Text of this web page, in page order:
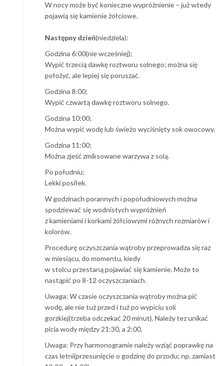
W nocy może być konieczne wypróżnienie – już wtedy
pojawią się kamienie żółciowe.
Następny dzień(niedziela):
Godzina 6:00(nie wcześniej);
Wypić trzecią dawkę roztworu solnego; można się
położyć, ale lepiej się poruszać.
Godzina 8:00;
Wypić czwartą dawkę roztworu solnego.
Godzina 10:00;
Można wypić wodę lub świeżo wyciśnięty sok owocowy.
Godzina 11:00;
Można zjeść zmiksowane warzywa z solą.
Po południu;
Lekki posiłek.
W godzinach porannych i popołudniowych można
spodziewać się wodnistych wypróżnień
z kamieniami i korkami żółciowymi różnych rozmiarów i
kolorów.
Procedurę oczyszczania wątroby przeprowadza się raz
w miesiącu, do momentu, kiedy
w stolcu przestaną pojawiać się kamienie. Może to
nastąpić po 8-12 oczyszczaniach.
Uwaga: W czasie oczyszczania wątroby można pić
wodę, ale nie tuż przed i tuż po wypiciu soli
gorzkiej(trzeba odczekać 20 minut). Należy tez unikać
picia wody między 21:30, a 2:00.
Uwaga: Przy harmonogramie należy wziąć poprawkę na
czas letni(przesunięcie o godzinę do przodu; np. zamiast